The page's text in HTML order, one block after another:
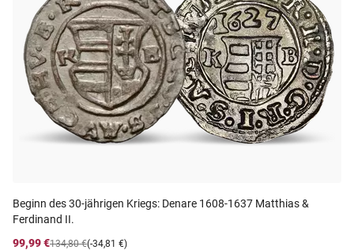
Beginn des 30-jährigen Kriegs: Denare 1608-1637 Matthias &
Ferdinand II.
99,99 €
(-34,81 €)
134,80 €